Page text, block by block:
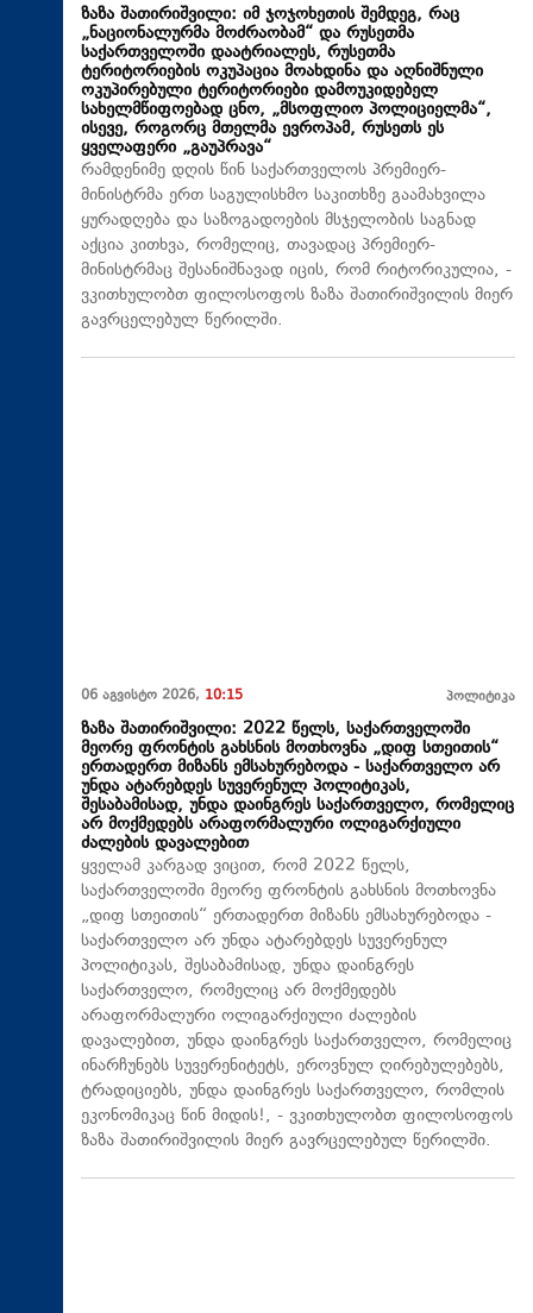
ზაზა შათირიშვილი: იმ ჯოჯოხეთის შემდეგ, რაც
„ნაციონალურმა მოძრაობამ“ და რუსეთმა
საქართველოში დაატრიალეს, რუსეთმა
ტერიტორიების ოკუპაცია მოახდინა და აღნიშნული
ოკუპირებული ტერიტორიები დამოუკიდებელ
სახელმწიფოებად ცნო, „მსოფლიო პოლიციელმა“,
ისევე, როგორც მთელმა ევროპამ, რუსეთს ეს
ყველაფერი „გაუპრავა“
რამდენიმე დღის წინ საქართველოს პრემიერ-
მინისტრმა ერთ საგულისხმო საკითხზე გაამახვილა
ყურადღება და საზოგადოების მსჯელობის საგნად
აქცია კითხვა, რომელიც, თავადაც პრემიერ-
მინისტრმაც შესანიშნავად იცის, რომ რიტორიკულია, -
ვკითხულობთ ფილოსოფოს ზაზა შათირიშვილის მიერ
გავრცელებულ წერილში.
06 აგვისტო 2026, 10:15 პოლიტიკა
ზაზა შათირიშვილი: 2022 წელს, საქართველოში
მეორე ფრონტის გახსნის მოთხოვნა „დიფ სთეითის“
ერთადერთ მიზანს ემსახურებოდა - საქართველო არ
უნდა ატარებდეს სუვერენულ პოლიტიკას,
შესაბამისად, უნდა დაინგრეს საქართველო, რომელიც
არ მოქმედებს არაფორმალური ოლიგარქიული
ძალების დავალებით
ყველამ კარგად ვიცით, რომ 2022 წელს,
საქართველოში მეორე ფრონტის გახსნის მოთხოვნა
„დიფ სთეითის“ ერთადერთ მიზანს ემსახურებოდა -
საქართველო არ უნდა ატარებდეს სუვერენულ
პოლიტიკას, შესაბამისად, უნდა დაინგრეს
საქართველო, რომელიც არ მოქმედებს
არაფორმალური ოლიგარქიული ძალების
დავალებით, უნდა დაინგრეს საქართველო, რომელიც
ინარჩუნებს სუვერენიტეტს, ეროვნულ ღირებულებებს,
ტრადიციებს, უნდა დაინგრეს საქართველო, რომლის
ეკონომიკაც წინ მიდის!, - ვკითხულობთ ფილოსოფოს
ზაზა შათირიშვილის მიერ გავრცელებულ წერილში.